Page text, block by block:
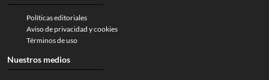
Políticas editoriales
Aviso de privacidad y cookies
Términos de uso
Nuestros medios